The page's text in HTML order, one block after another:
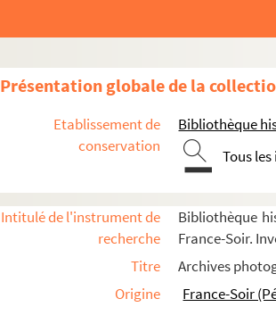
Présentation globale de la
Etablissement de
conservation
Bibliothèque
Tous
Intitulé de l'instrument de
recherche
Bibliothèque
France-Soir.
Titre
Archives
Origine
France-Soir
8-FSE-000594. 1968
FSE-006165. 1976
FSE-006167. 1982
FSC-001888. 1984
FSE-006168. 1985
FSC-001805. 1986
FSC-001889. 1987